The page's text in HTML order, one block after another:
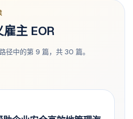
主 EOR
径中的第 9 篇，共 30 篇。